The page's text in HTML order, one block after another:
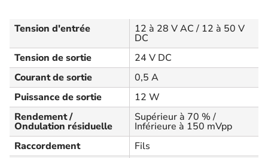
Tension d'entrée 12 à 28 V AC / 12 à 50 V
DC
Tension de sortie
24 V DC
Courant de sortie
0,5 A
Puissance de sortie
12 W
Rendement /
Ondulation résiduelle
Supérieur à 70 % /
Inférieure à 150 mVpp
Raccordement
Fils